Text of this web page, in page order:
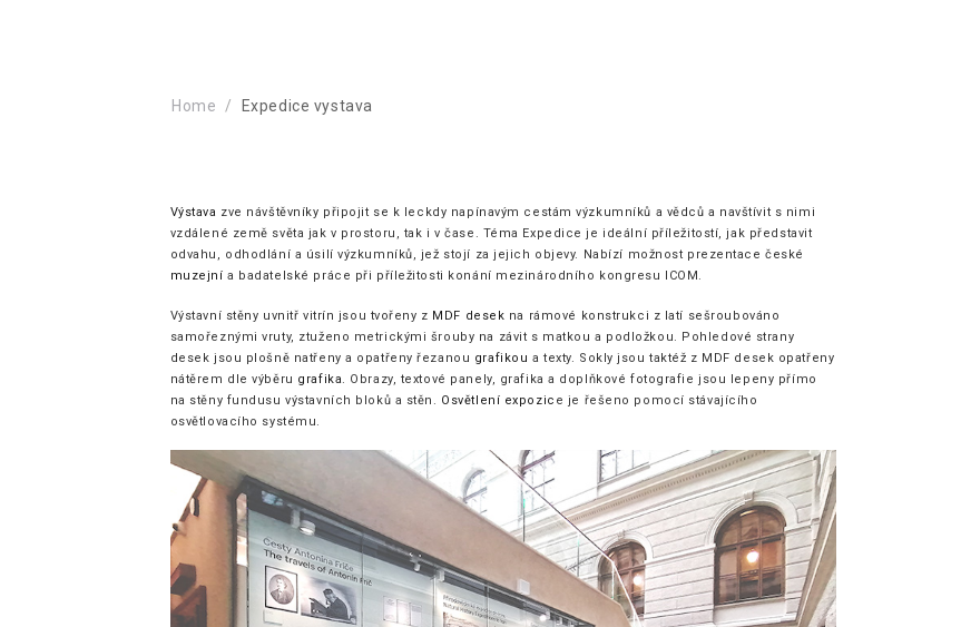
Home Expedice vystava
Výstava zve návštěvníky připojit se k leckdy napínavým cestám výzkumníků a vědců a navštívit s nimi
vzdálené země světa jak v prostoru, tak i v čase. Téma Expedice je ideální příležitostí, jak představit
odvahu, odhodlání a úsilí výzkumníků, jež stojí za jejich objevy. Nabízí možnost prezentace české
muzejní a badatelské práce při příležitosti konání mezinárodního kongresu ICOM.
Výstavní stěny uvnitř vitrín jsou tvořeny z MDF desek na rámové konstrukci z latí sešroubováno
samořeznými vruty, ztuženo metrickými šrouby na závit s matkou a podložkou. Pohledové strany
desek jsou plošně natřeny a opatřeny řezanou grafikou a texty. Sokly jsou taktéž z MDF desek opatřeny
nátěrem dle výběru grafika . Obrazy, textové panely, grafika a doplňkové fotografie jsou lepeny přímo
na stěny fundusu výstavních bloků a stěn.
Osvětlení expozic e je řešeno pomocí stávajícího
osvětlovacího systému.